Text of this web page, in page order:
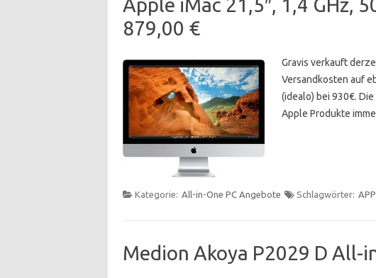
Apple iMac 21,5″, 1,4 GHz,
879,00 €
Gravis verkauft
Versandkosten auf
(idealo) bei 930€.
Apple Produkte
Kategorie: All-in-One PC Angebote Schlagwörter:
Medion Akoya P2029 D All-